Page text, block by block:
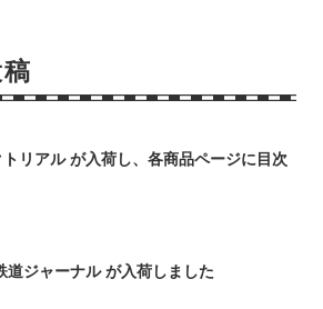
リアル が入荷し、各商品ページに目次
道ジャーナル が入荷しました